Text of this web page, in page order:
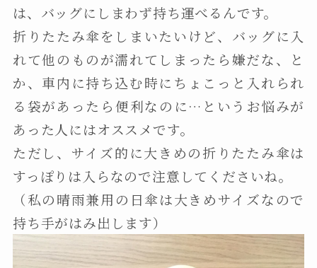
は、バッグにしまわず持ち運べるんです。
折りたたみ傘をしまいたいけど、バッグに入
れて他のものが濡れてしまったら嫌だな、と
か、車内に持ち込む時にちょこっと入れられ
る袋があったら便利なのに…というお悩みが
あった人にはオススメです。
ただし、サイズ的に大きめの折りたたみ傘は
すっぽりは入らなので注意してくださいね。
（私の晴雨兼用の日傘は大きめサイズなので
持ち手がはみ出します）